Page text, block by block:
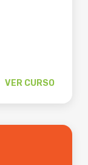
VER CURSO